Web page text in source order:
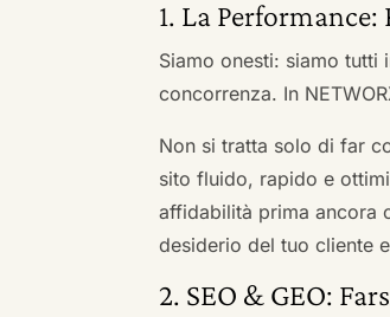
1. La
Siamo onesti: siamo tutti
concorrenza. In
Non si tratta solo di far
sito fluido, rapido e
affidabilità prima ancora
desiderio del tuo cliente
2. SEO & GEO: